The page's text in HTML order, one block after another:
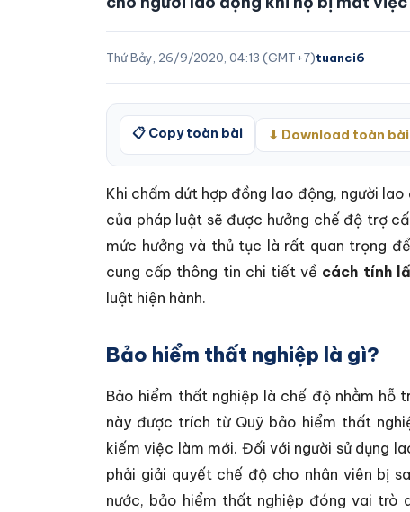
Thứ Bảy, 26/9/2020, 04:13 (GMT+7)tuanci6
📋 Copy toàn bài ⬇ Download toàn
Khi chấm dứt hợp đồng lao động, người
của pháp luật sẽ được hưởng chế độ trợ
mức hưởng và thủ tục là rất quan trọng
cung cấp thông tin chi tiết về cách tính
luật hiện hành.
Bảo hiểm thất nghiệp là gì?
Bảo hiểm thất nghiệp là chế độ nhằm hỗ
này được trích từ Quỹ bảo hiểm thất
kiếm việc làm mới. Đối với người sử dụng
phải giải quyết chế độ cho nhân viên bị
nước, bảo hiểm thất nghiệp đóng vai trò